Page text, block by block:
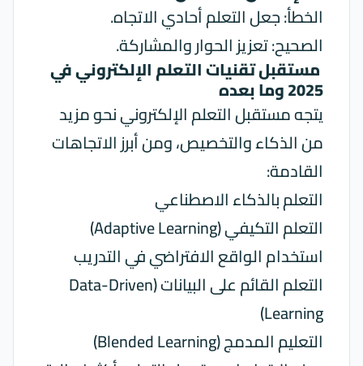
الخطأ: جعل التعلم أحادي الاتجاه.
الصحيح: تعزيز الحوار والمشاركة.
مستقبل تقنيات التعلم الإلكتروني في
2025 وما بعده
يتجه مستقبل التعلم الإلكتروني نحو مزيد
من الذكاء والتخصيص، ومن أبرز الاتجاهات
القادمة:
التعلم بالذكاء الاصطناعي
التعلم التكيفي (Adaptive Learning)
استخدام الواقع الافتراضي في التدريب
التعلم القائم على البيانات (Data-Driven
Learning)
التعليم المدمج (Blended Learning)